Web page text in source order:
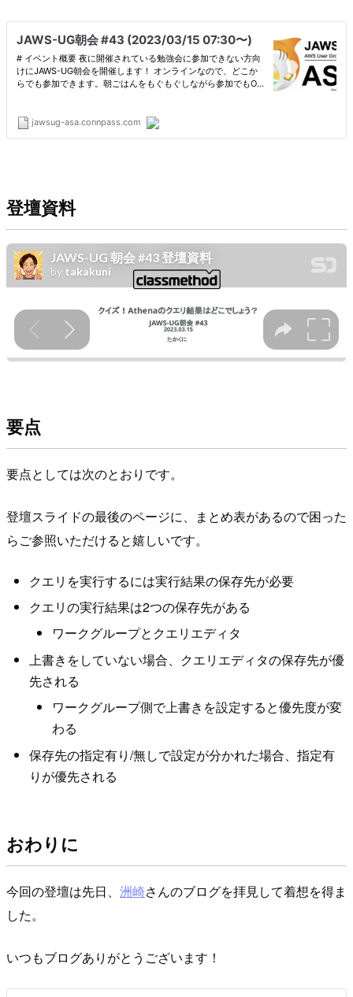
登壇資料
要点
要点としては次のとおりです。
登壇スライドの最後のページに、まとめ表があるので困った
らご参照いただけると嬉しいです。
クエリを実行するには実行結果の保存先が必要
クエリの実行結果は2つの保存先がある
ワークグループとクエリエディタ
上書きをしていない場合、クエリエディタの保存先が優
先される
ワークグループ側で上書きを設定すると優先度が変
わる
保存先の指定有り/無しで設定が分かれた場合、指定有
りが優先される
おわりに
今回の登壇は先日、 洲崎さんのブログを拝見して着想を得ま
した。
いつもブログありがとうございます！